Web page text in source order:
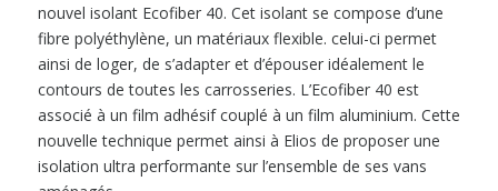
nouvel isolant Ecofiber 40. Cet isolant se compose d’une
fibre polyéthylène, un matériaux flexible. celui-ci permet
ainsi de loger, de s’adapter et d’épouser idéalement le
contours de toutes les carrosseries. L’Ecofiber 40 est
associé à un film adhésif couplé à un film aluminium. Cette
nouvelle technique permet ainsi à Elios de proposer une
isolation ultra performante sur l’ensemble de ses vans